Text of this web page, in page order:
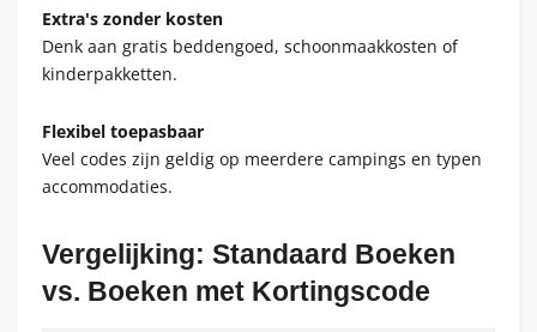
Extra's zonder kosten
Denk aan gratis beddengoed, schoonmaakkosten of
kinderpakketten.
Flexibel toepasbaar
Veel codes zijn geldig op meerdere campings en typen
accommodaties.
Vergelijking: Standaard Boeken
vs. Boeken met Kortingscode